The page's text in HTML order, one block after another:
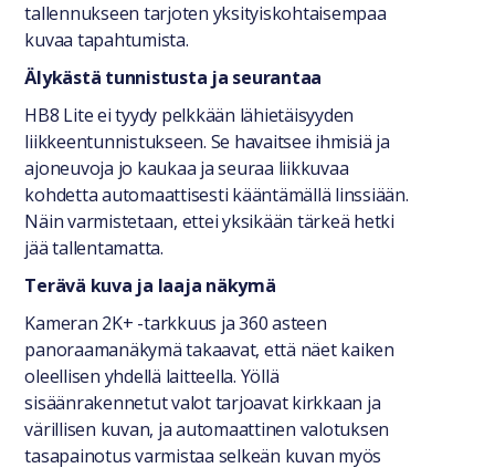
tallennukseen tarjoten yksityiskohtaisempaa
kuvaa tapahtumista.
Älykästä tunnistusta ja seurantaa
HB8 Lite ei tyydy pelkkään lähietäisyyden
liikkeentunnistukseen. Se havaitsee ihmisiä ja
ajoneuvoja jo kaukaa ja seuraa liikkuvaa
kohdetta automaattisesti kääntämällä linssiään.
Näin varmistetaan, ettei yksikään tärkeä hetki
jää tallentamatta.
Terävä kuva ja laaja näkymä
Kameran 2K+ -tarkkuus ja 360 asteen
panoraamanäkymä takaavat, että näet kaiken
oleellisen yhdellä laitteella. Yöllä
sisäänrakennetut valot tarjoavat kirkkaan ja
värillisen kuvan, ja automaattinen valotuksen
tasapainotus varmistaa selkeän kuvan myös